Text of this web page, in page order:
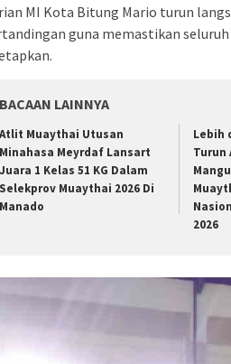
MI Kota Bitung Mario turun
guna memastikan
BACAAN LAINNYA
Atlit Muaythai Utusan
Minahasa Meyrdaf Lansart
Juara 1 Kelas 51 KG Dalam
Selekprov Muaythai 2026 Di
Manado
Lebih
Turun
2026